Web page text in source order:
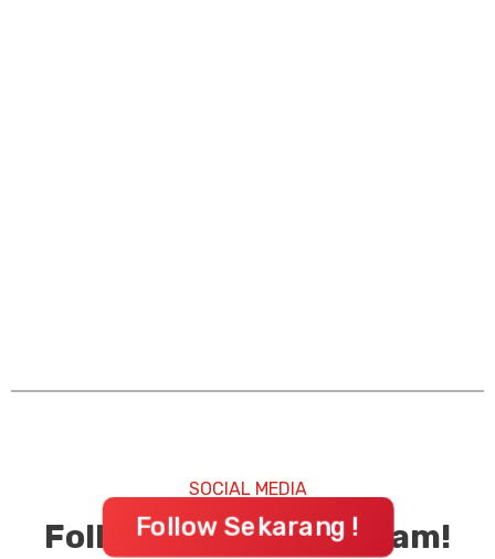
SOCIAL MEDIA
Follow FOZ di Instagram!
Follow Sekarang !